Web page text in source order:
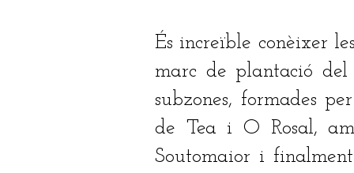
És increïble conèixer
marc de plantació
subzones, formades
de Tea i O Rosal,
Soutomaior i